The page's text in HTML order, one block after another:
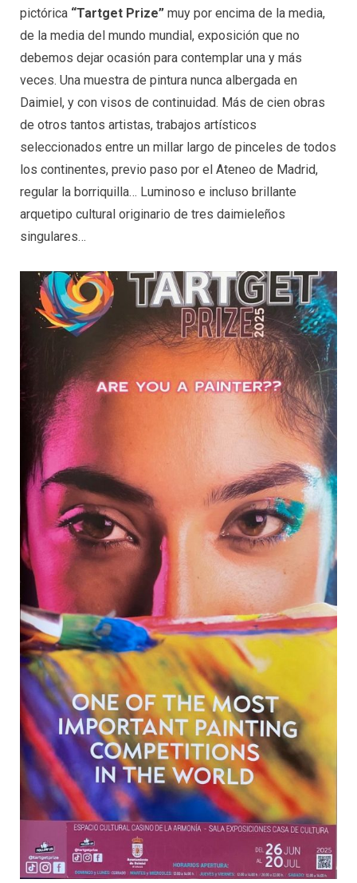
pictórica “Tartget Prize” muy por encima de la media,
de la media del mundo mundial, exposición que no
debemos dejar ocasión para contemplar una y más
veces. Una muestra de pintura nunca albergada en
Daimiel, y con visos de continuidad. Más de cien obras
de otros tantos artistas, trabajos artísticos
seleccionados entre un millar largo de pinceles de todos
los continentes, previo paso por el Ateneo de Madrid,
regular la borriquilla… Luminoso e incluso brillante
arquetipo cultural originario de tres daimieleños
singulares…